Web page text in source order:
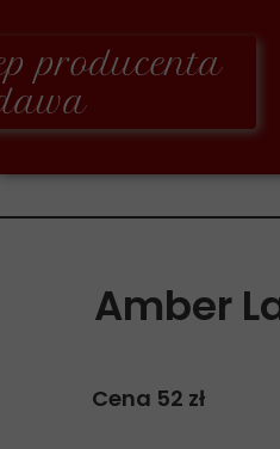
producenta
Amber
Cena 52 zł